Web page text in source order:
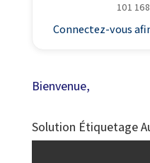
101
Connectez-vous
Bienvenue,
Solution Étiquetage